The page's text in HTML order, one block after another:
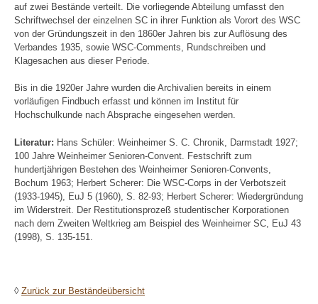
auf zwei Bestände verteilt. Die vorliegende Abteilung umfasst den
Schriftwechsel der einzelnen SC in ihrer Funktion als Vorort des WSC
von der Gründungszeit in den 1860er Jahren bis zur Auflösung des
Verbandes 1935, sowie WSC-Comments, Rundschreiben und
Klagesachen aus dieser Periode.
Bis in die 1920er Jahre wurden die Archivalien bereits in einem
vorläufigen Findbuch erfasst und können im Institut für
Hochschulkunde nach Absprache eingesehen werden.
Literatur: Hans Schüler: Weinheimer S. C. Chronik, Darmstadt 1927;
100 Jahre Weinheimer Senioren-Convent. Festschrift zum
hundertjährigen Bestehen des Weinheimer Senioren-Convents,
Bochum 1963; Herbert Scherer: Die WSC-Corps in der Verbotszeit
(1933-1945), EuJ 5 (1960), S. 82-93; Herbert Scherer: Wiedergründung
im Widerstreit. Der Restitutionsprozeß studentischer Korporationen
nach dem Zweiten Weltkrieg am Beispiel des Weinheimer SC, EuJ 43
(1998), S. 135-151.
◊ Zurück zur Beständeübersicht